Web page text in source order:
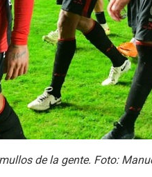
de la gente. Foto: